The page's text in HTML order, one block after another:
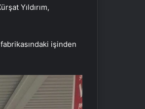
Yıldırım,
işinden